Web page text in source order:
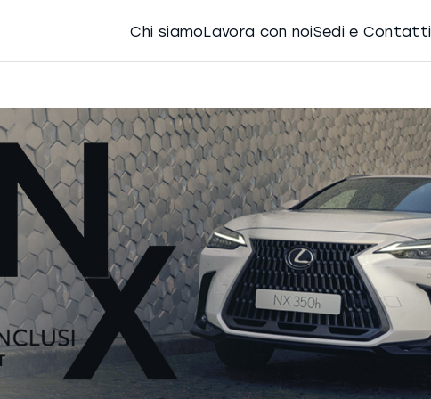
Chi siamoLavora con noiSedi e Contatti